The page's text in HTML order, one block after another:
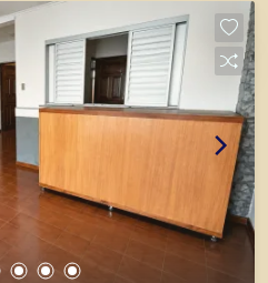
no Nova Aliança, Jardim
casas e apartamentos
escolas, além
na Zona Sul.